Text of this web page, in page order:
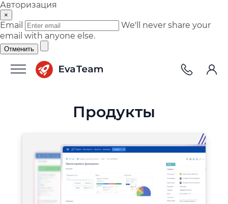
Авторизация
×
Email
We'll never share your
email with anyone else.
Отменить
Продукты